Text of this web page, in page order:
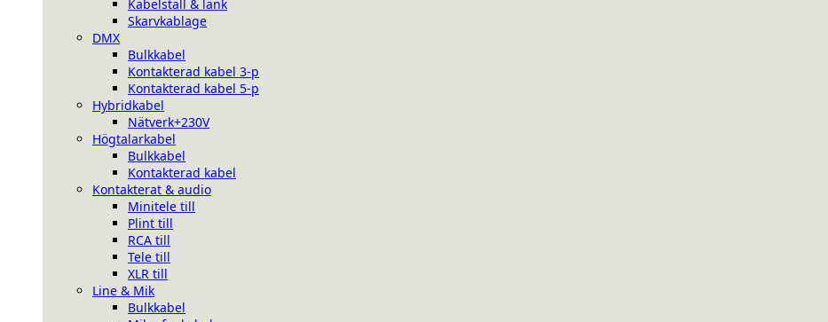
Kabelställ & länk
Skarvkablage
DMX
Bulkkabel
Kontakterad kabel 3-p
Kontakterad kabel 5-p
Hybridkabel
Nätverk+230V
Högtalarkabel
Bulkkabel
Kontakterad kabel
Kontakterat & audio
Minitele till
Plint till
RCA till
Tele till
XLR till
Line & Mik
Bulkkabel